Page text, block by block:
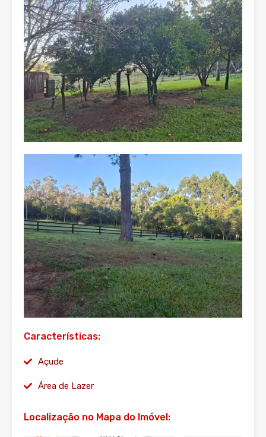
Características:
Açude
Área de Lazer
Localização no Mapa do Imóvel: